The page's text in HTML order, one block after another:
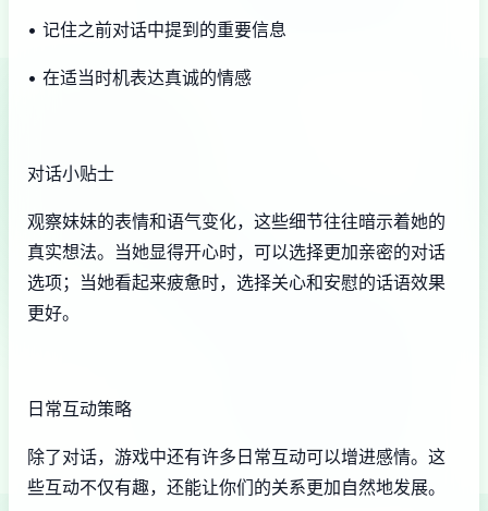
• 记住之前对话中提到的重要信息
• 在适当时机表达真诚的情感
对话小贴士
观察妹妹的表情和语气变化，这些细节往往暗示着她的
真实想法。当她显得开心时，可以选择更加亲密的对话
选项；当她看起来疲惫时，选择关心和安慰的话语效果
更好。
日常互动策略
除了对话，游戏中还有许多日常互动可以增进感情。这
些互动不仅有趣，还能让你们的关系更加自然地发展。